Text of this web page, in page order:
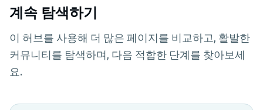
계속 탐색하기
이 허브를 사용해 더 많은 페이지를 비교하고, 활발한
커뮤니티를 탐색하며, 다음 적합한 단계를 찾아보세
요.